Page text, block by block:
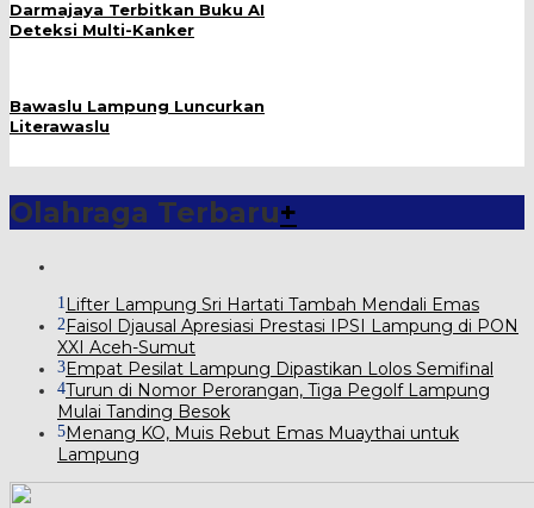
Darmajaya Terbitkan Buku AI
Deteksi Multi-Kanker
Bawaslu Lampung Luncurkan
Literawaslu
Olahraga Terbaru+
1 Lifter Lampung Sri Hartati Tambah Mendali Emas
2 Faisol Djausal Apresiasi Prestasi IPSI Lampung di PON
XXI Aceh-Sumut
3Empat Pesilat Lampung Dipastikan Lolos Semifinal
4Turun di Nomor Perorangan, Tiga Pegolf Lampung
Mulai Tanding Besok
5Menang KO, Muis Rebut Emas Muaythai untuk
Lampung